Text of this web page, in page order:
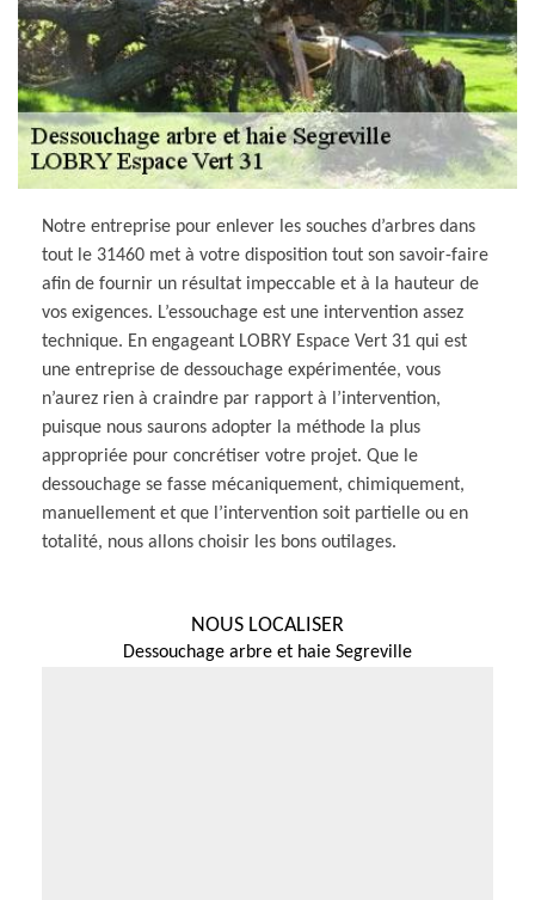
Notre entreprise pour enlever les souches d’arbres dans
tout le 31460 met à votre disposition tout son savoir-faire
afin de fournir un résultat impeccable et à la hauteur de
vos exigences. L’essouchage est une intervention assez
technique. En engageant LOBRY Espace Vert 31 qui est
une entreprise de dessouchage expérimentée, vous
n’aurez rien à craindre par rapport à l’intervention,
puisque nous saurons adopter la méthode la plus
appropriée pour concrétiser votre projet. Que le
dessouchage se fasse mécaniquement, chimiquement,
manuellement et que l’intervention soit partielle ou en
totalité, nous allons choisir les bons outilages.
NOUS LOCALISER
Dessouchage arbre et haie Segreville